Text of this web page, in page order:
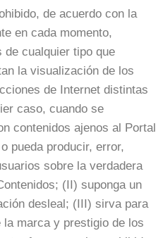
de acuerdo con la
en cada momento,
cualquier tipo que
la visualización de los
de Internet distintas
caso, cuando se
contenidos ajenos al Portal
pueda producir, error,
sobre la verdadera
(II) suponga un
desleal; (III) sirva para
marca y prestigio de los